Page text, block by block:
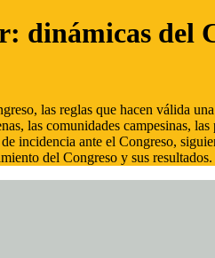
dinámicas del
las reglas que hacen válida
las comunidades campesinas,
incidencia ante el Congreso,
del Congreso y sus resultados.